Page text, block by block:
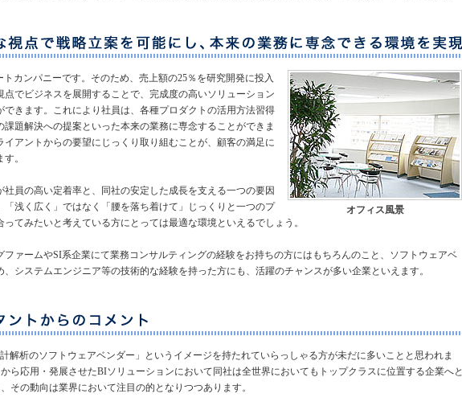
オフィス風景
トカンパニーです。そのため、売上額の25％を研究開発に投入
点でビジネスを展開することで、完成度の高いソリューション
できます。これにより社員は、各種プロダクトの活用方法習得
課題解決への提案といった本来の業務に専念することができま
イアントからの要望にじっくり取り組むことが、顧客の満足に
。
社員の高い定着率と、同社の安定した成長を支える一つの要因
「浅く広く」ではなく「腰を落ち着けて」じっくりと一つのプ
ってみたいと考えている方にとっては最適な環境といえるでしょう。
ファームやSI系企業にて業務コンサルティングの経験をお持ちの方にはもちろんのこと、ソフトウェアベ
、システムエンジニア等の技術的な経験を持った方にも、活躍のチャンスが多い企業といえます。
解析のソフトウェアベンダー」というイメージを持たれていらっしゃる方が未だに多いことと思われま
ら応用・発展させたBIソリューションにおいて同社は全世界においてもトップクラスに位置する企業へと
その動向は業界において注目の的となりつつあります。